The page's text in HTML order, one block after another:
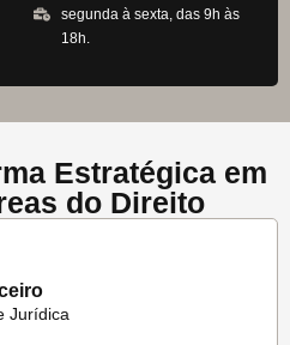
segunda à sexta, das 9h às
18h.
Estratégica em
do Direito
Jurídica